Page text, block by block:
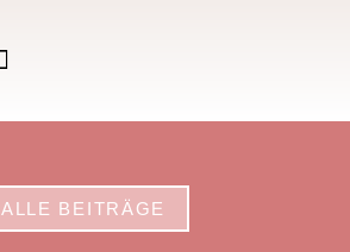
ALLE BEITRÄGE